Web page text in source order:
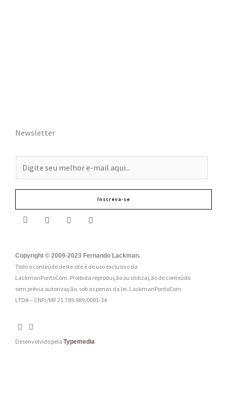
Newsletter
-
a
:
*
Inscreva-se
Copyright © 2009-2023 Fernando Lackman.
Todo o conteúdo deste site é de uso exclusivo da
LackmanPontoCom. Proibida reprodução ou utilização de conteúdo
sem prévia autorização, sob as penas da lei. LackmanPontoCom
LTDA – CNPJ/MF 21.789.989/0001-34
Desenvolvido pela Typemedia